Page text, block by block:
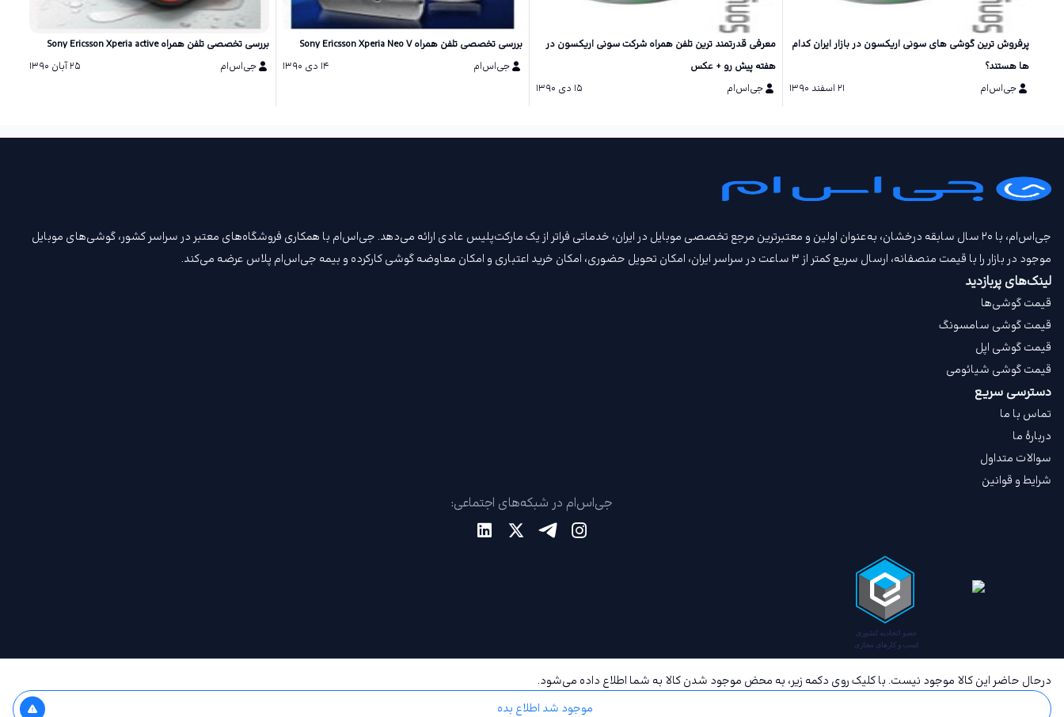
پرفروش ترین گوشی های سونی اریکسون در بازار ایران کدام
ها هستند؟
جی‌اس‌ام
۲۱ اسفند ۱۳۹۰
معرفی قدرتمند ترین تلفن همراه شرکت سونی اریکسون در
هفته پیش رو + عکس
جی‌اس‌ام
۱۵ دی ۱۳۹۰
بررسی تخصصی تلفن همراه Sony Ericsson Xperia Neo V
جی‌اس‌ام
۱۴ دی ۱۳۹۰
بررسی تخصصی تلفن همراه Sony Ericsson Xperia active
جی‌اس‌ام
۲۵ آبان ۱۳۹۰
درحال حاضر این کالا موجود نیست. با کلیک روی دکمه زیر، به محض موجود شدن کالا به شما اطلاع داده می‌شود.
موجود شد اطلاع بده
جی‌اس‌ام، با ۲۰ سال سابقه درخشان، به‌عنوان اولین و معتبرترین مرجع تخصصی موبایل در ایران، خدماتی فراتر از یک مارکت‌پلیس عادی ارائه می‌دهد. جی‌اس‌ام با همکاری فروشگاه‌های معتبر در سراسر کشور، گوشی‌های موبایل
موجود در بازار را با قیمت‌ منصفانه، ارسال سریع کمتر از ۳ ساعت در سراسر ایران، امکان تحویل حضوری، امکان خرید اعتباری و امکان معاوضه گوشی کارکرده و بیمه جی‌اس‌ام‌ پلاس عرضه می‌کند.
لینک‌های پربازدید
قیمت گوشی‌ها
قیمت گوشی سامسونگ
قیمت گوشی اپل
قیمت گوشی شیائومی
دسترسی سریع
تماس با ما
دربارهٔ ما
سوالات متداول
شرایط و قوانین
جی‌اس‌ام در شبکه‌های اجتماعی: